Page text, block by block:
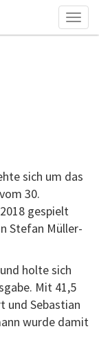
sich um das
30.
gespielt
Stefan Müller-
holte sich
Mit 41,5
und Sebastian
wurde damit